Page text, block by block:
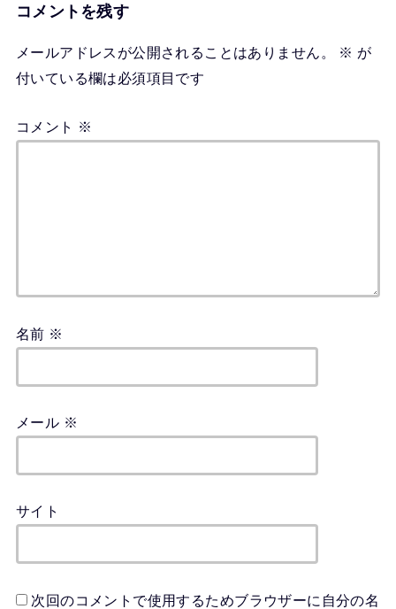
コメントを残す
メールアドレスが公開されることはありません。 ※ が
付いている欄は必須項目です
コメント ※
名前 ※
メール ※
サイト
次回のコメントで使用するためブラウザーに自分の名